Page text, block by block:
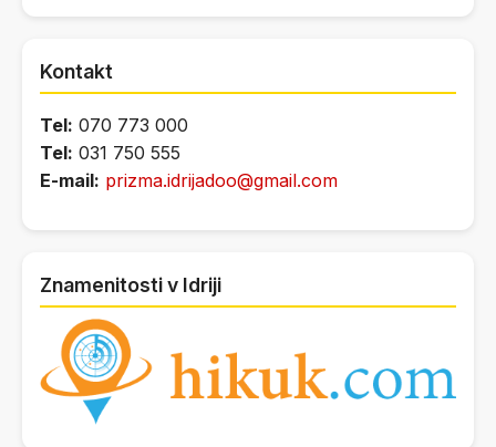
Kontakt
Tel: 070 773 000
Tel: 031 750 555
E-mail: prizma.idrijadoo@gmail.com
Znamenitosti v Idriji